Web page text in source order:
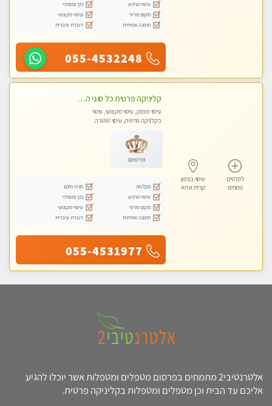
עיסוי מרגיע
נקי ומסודר
מקום פרטי
עיסוי מקצועי
תמונה אמיתית
דוברת עיברית
055-4532248
לפרטים
נוספים
עיסוי בצפון
קרית אתא
קליניקה פרטית כל סוגי העיסוי מעסה מיוחדת בקליניקה פרטית טל- 054-4840029
עיסוי מפנק, עיסוי מקצועי, עיסוי
בקלניקה פרטית, עיסוי טנטרה
פרימיום
מקלחת
חניה חינם
עיסוי מרגיע
נקי ומסודר
מקום פרטי
עיסוי מקצועי
תמונה אמיתית
דוברת עיברית
055-4531977
אלטרנטיבי2 מתמחים בפרסום מטפלים ומטפלות אשר יוכלו להגיע
אליכם עד הבית וכן מטפלים ומטפלות בקליניקה פרטית.